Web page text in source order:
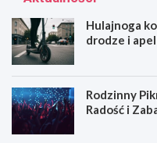
Hulajnoga
drodze i
Rodzinny
Radość i